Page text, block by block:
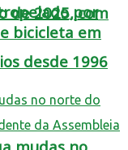
de 2025, com
desde 1996
por
bicicleta em